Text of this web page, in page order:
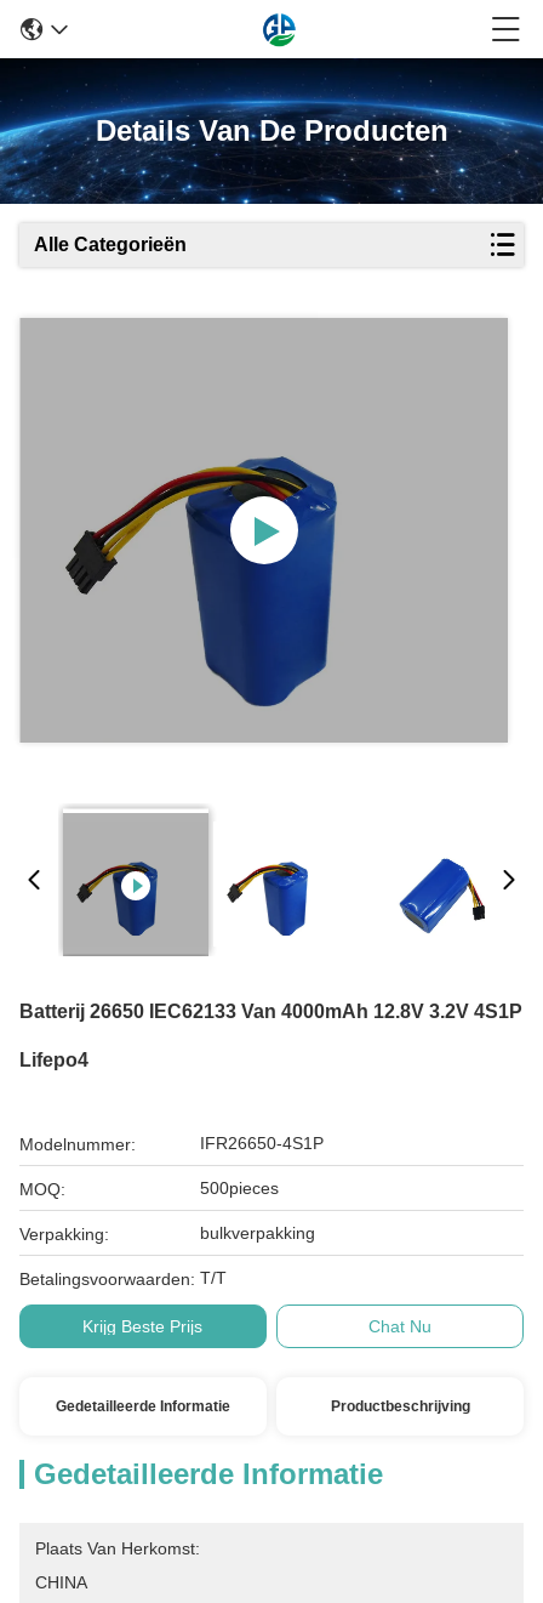
Details Van De Producten
Alle Categorieën
Batterij 26650 IEC62133 Van 4000mAh 12.8V 3.2V 4S1P
Lifepo4
Modelnummer: IFR26650-4S1P
MOQ: 500pieces
Verpakking: bulkverpakking
Betalingsvoorwaarden: T/T
Krijg Beste Prijs Chat Nu
Gedetailleerde Informatie Productbeschrijving
Gedetailleerde Informatie
Plaats Van Herkomst:
CHINA